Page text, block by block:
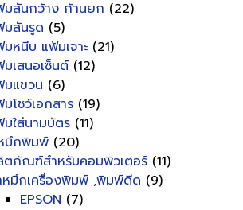
มสันกว้าง ก้านยก (22)
มสันรูด (5)
มหนีบ แฟ้มเจาะ (21)
เสนอเซ็นต์ (12)
มแขวน (6)
โชว์เอกสาร (19)
มใส่นามบัตร (11)
มึกพิมพ์ (20)
ตภัณฑ์สำหรับคอมพิวเตอร์ (11)
หมึกเครื่องพิมพ์ ,พิมพ์ดีด (9)
EPSON (7)